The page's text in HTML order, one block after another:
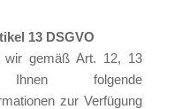
13 DSGVO
wir gemäß Art. 12, 13
folgende
zur Verfügung